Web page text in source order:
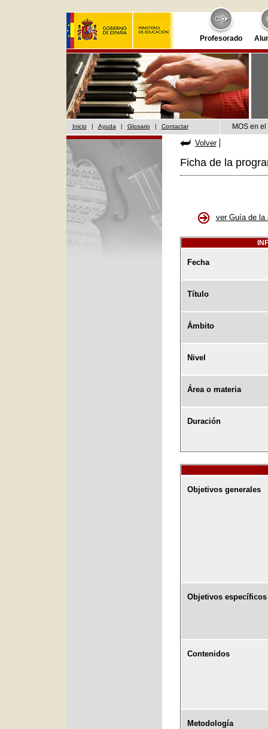
Profesorado
Inicio | Ayuda | Glosario | Contactar MOS en
Volver
Ficha de la
ver Guía de la
Fecha
Título
Ámbito
Nivel
Área o materia
Duración
Objetivos generales
Objetivos específicos
Contenidos
Metodología